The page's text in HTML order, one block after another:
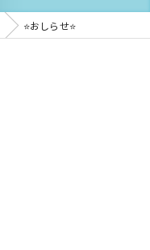
⭐️おしらせ⭐️